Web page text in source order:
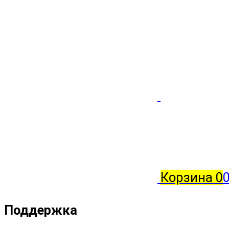
Корзина 0
Поддержка